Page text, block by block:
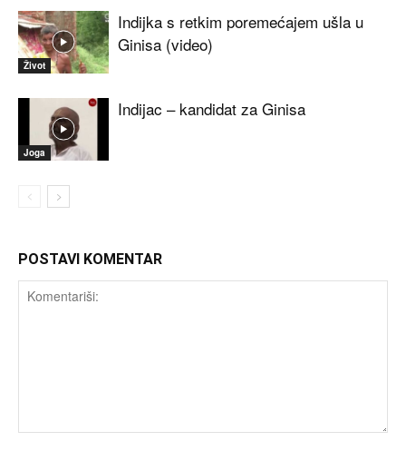
Život
Indijka s retkim poremećajem ušla u
Ginisa (video)
Joga
Indijac – kandidat za Ginisa
POSTAVI KOMENTAR